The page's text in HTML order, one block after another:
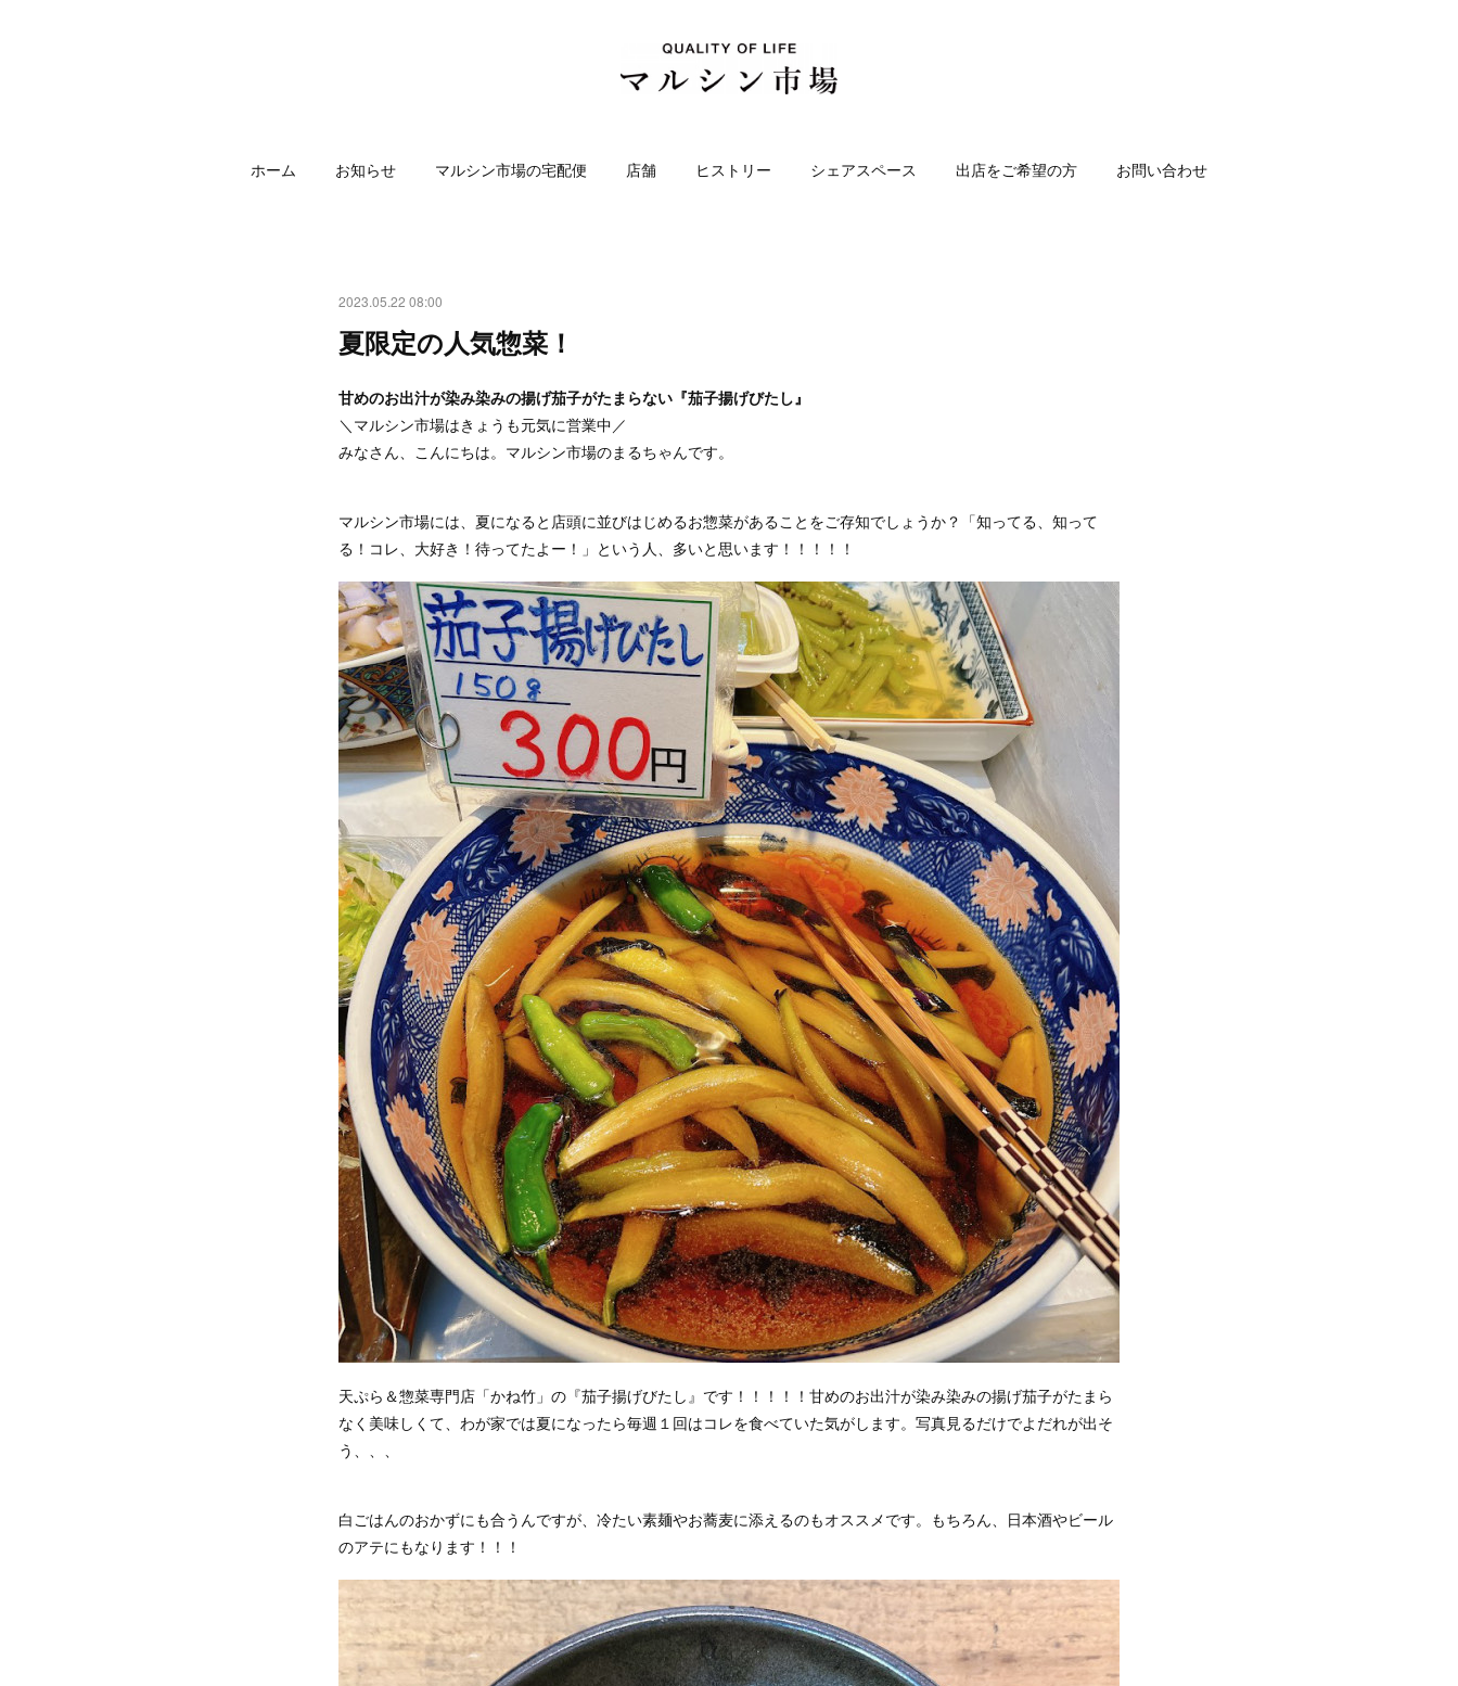
ホーム お知らせ マルシン市場の宅配便 店舗 ヒストリー シェアスペース 出店をご希望の方 お問い合わせ
2023.05.22 08:00
夏限定の人気惣菜！
甘めのお出汁が染み染みの揚げ茄子がたまらない『茄子揚げびたし』
＼マルシン市場はきょうも元気に営業中／
みなさん、こんにちは。マルシン市場のまるちゃんです。
マルシン市場には、夏になると店頭に並びはじめるお惣菜があることをご存知でしょうか？「知ってる、知って
る！コレ、大好き！待ってたよー！」という人、多いと思います！！！！！
天ぷら＆惣菜専門店「かね竹」の『茄子揚げびたし』です！！！！！甘めのお出汁が染み染みの揚げ茄子がたまら
なく美味しくて、わが家では夏になったら毎週１回はコレを食べていた気がします。写真見るだけでよだれが出そ
う、、、
白ごはんのおかずにも合うんですが、冷たい素麺やお蕎麦に添えるのもオススメです。もちろん、日本酒やビール
のアテにもなります！！！